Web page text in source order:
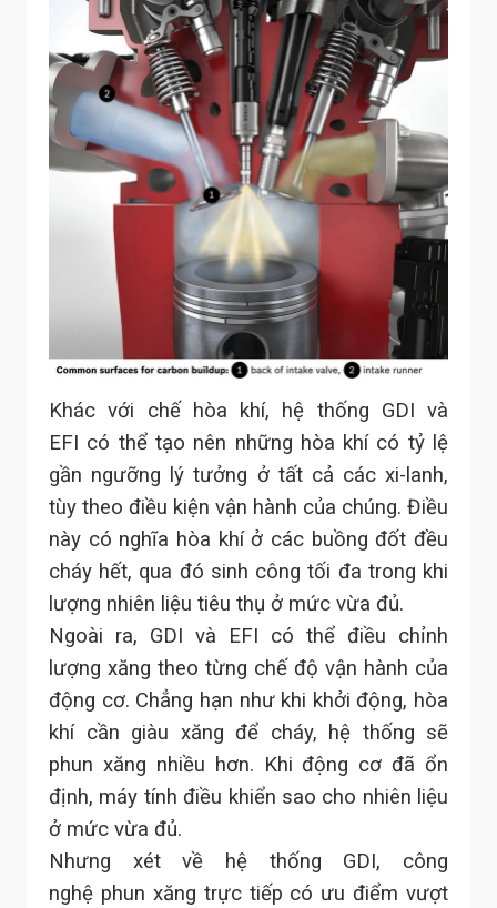
Khác với chế hòa khí, hệ thống GDI và
EFI có thể tạo nên những hòa khí có tỷ lệ
gần ngưỡng lý tưởng ở tất cả các xi-lanh,
tùy theo điều kiện vận hành của chúng. Điều
này có nghĩa hòa khí ở các buồng đốt đều
cháy hết, qua đó sinh công tối đa trong khi
lượng nhiên liệu tiêu thụ ở mức vừa đủ.
Ngoài ra, GDI và EFI có thể điều chỉnh
lượng xăng theo từng chế độ vận hành của
động cơ. Chẳng hạn như khi khởi động, hòa
khí cần giàu xăng để cháy, hệ thống sẽ
phun xăng nhiều hơn. Khi động cơ đã ổn
định, máy tính điều khiển sao cho nhiên liệu
ở mức vừa đủ.
Nhưng xét về hệ thống GDI, công
nghệ phun xăng trực tiếp có ưu điểm vượt